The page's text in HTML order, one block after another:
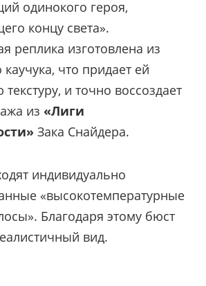
одинокого героя,
концу света».
реплика изготовлена ​​из
что придает ей
и точно воссоздает
из «Лиги
Зака ​​Снайдера.
индивидуально
«высокотемпературные
Благодаря этому бюст
вид.